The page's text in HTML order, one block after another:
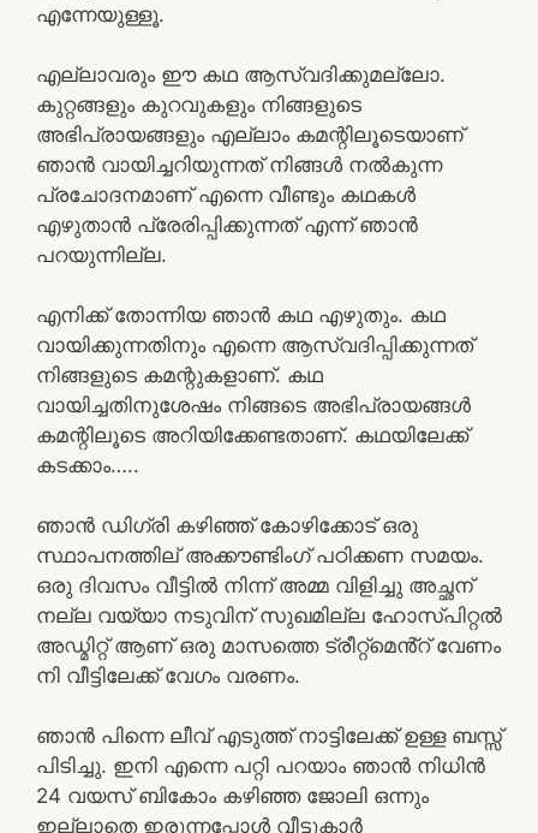
എന്നേയുള്ളൂ.
എല്ലാവരും ഈ കഥ ആസ്വദിക്കുമല്ലോ.
കുറ്റങ്ങളും കുറവുകളും നിങ്ങളുടെ
അഭിപ്രായങ്ങളും എല്ലാം കമന്റിലൂടെയാണ്
ഞാൻ വായിച്ചറിയുന്നത് നിങ്ങൾ നൽകുന്ന
പ്രചോദനമാണ് എന്നെ വീണ്ടും കഥകൾ
എഴുതാൻ പ്രേരിപ്പിക്കുന്നത് എന്ന് ഞാൻ
പറയുന്നില്ല.
എനിക്ക് തോന്നിയ ഞാൻ കഥ എഴുതും. കഥ
വായിക്കുന്നതിനും എന്നെ ആസ്വദിപ്പിക്കുന്നത്
നിങ്ങളുടെ കമന്റുകളാണ്. കഥ
വായിച്ചതിനുശേഷം നിങ്ങടെ അഭിപ്രായങ്ങൾ
കമന്റിലൂടെ അറിയിക്കേണ്ടതാണ്. കഥയിലേക്ക്
കടക്കാം…..
ഞാൻ ഡിഗ്രി കഴിഞ്ഞ് കോഴിക്കോട് ഒരു
സ്ഥാപനത്തില് അക്കൗണ്ടിംഗ് പഠിക്കണ സമയം.
ഒരു ദിവസം വീട്ടിൽ നിന്ന് അമ്മ വിളിച്ചു അച്ഛന്
നല്ല വയ്യാ നടുവിന് സുഖമില്ല ഹോസ്പിറ്റൽ
അഡ്മിറ്റ് ആണ് ഒരു മാസത്തെ ട്രീറ്റ്മെൻ്റ് വേണം
നി വീട്ടിലേക്ക് വേഗം വരണം.
ഞാൻ പിന്നെ ലീവ് എടുത്ത് നാട്ടിലേക്ക് ഉള്ള ബസ്സ്
പിടിച്ചു. ഇനി എന്നെ പറ്റി പറയാം ഞാൻ നിധിൻ
24 വയസ് ബികോം കഴിഞ്ഞ ജോലി ഒന്നും
ഇല്ലാതെ ഇരുന്നപ്പോൾ വീട്ടുകാർ